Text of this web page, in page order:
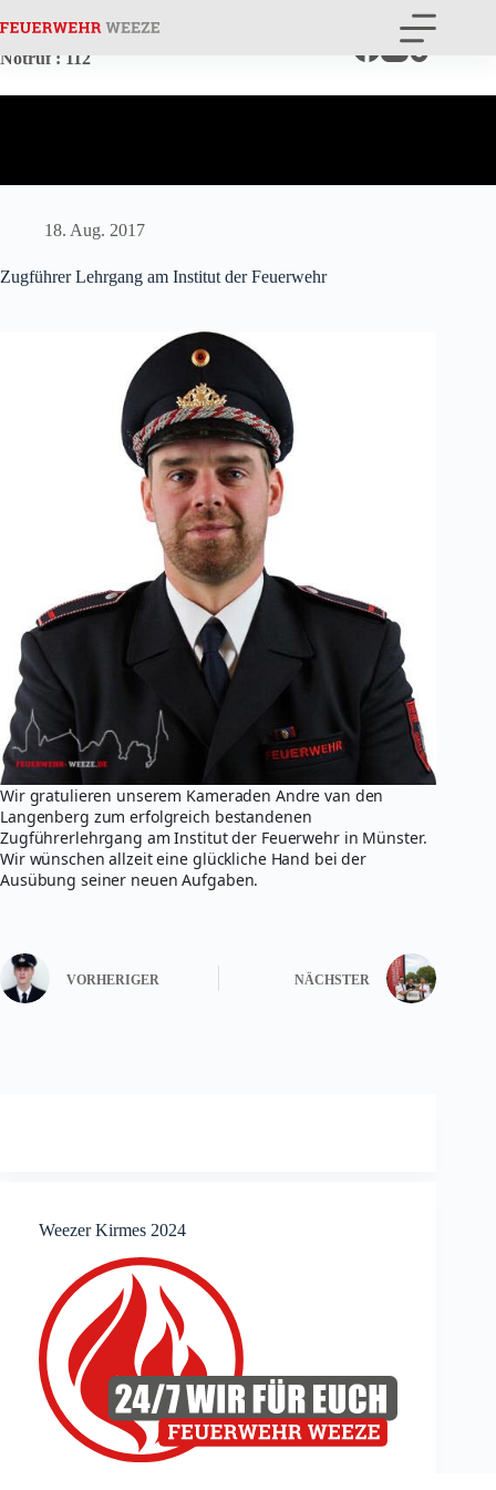
Inhalt
Notruf : 112
18. Aug. 2017
Zugführer Lehrgang am Institut der Feuerwehr
Wir gratulieren unserem Kameraden Andre van den
Langenberg zum erfolgreich bestandenen
Zugführerlehrgang am Institut der Feuerwehr in Münster.
Wir wünschen allzeit eine glückliche Hand bei der
Ausübung seiner neuen Aufgaben.
VORHERIGER NÄCHSTER
Weezer Kirmes 2024